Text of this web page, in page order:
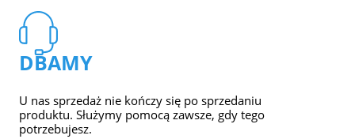
DBAMY
U nas sprzedaż nie kończy się po sprzedaniu
produktu. Służymy pomocą zawsze, gdy tego
potrzebujesz.